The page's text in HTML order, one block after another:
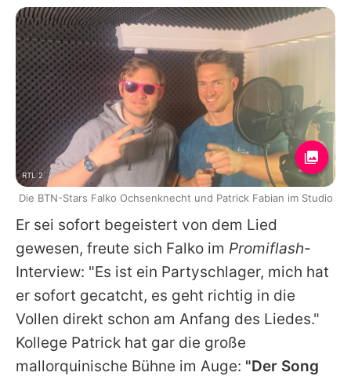
Er sei sofort begeistert von dem Lied
gewesen, freute sich Falko im Promiflash-
Interview: "Es ist ein Partyschlager, mich hat
er sofort gecatcht, es geht richtig in die
Vollen direkt schon am Anfang des Liedes."
Kollege Patrick hat gar die große
mallorquinische Bühne im Auge: "Der Song
RTL 2
Die BTN-Stars Falko Ochsenknecht und Patrick Fabian im Studio